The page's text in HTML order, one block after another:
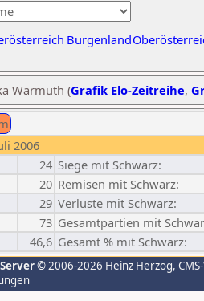
Burgenland
Warmuth (Grafik Elo-Zeitreihe,
2006
24 Siege mit Schwarz:
20 Remisen mit Schwarz:
29 Verluste mit Schwarz:
73 Gesamtpartien mit
46,6 Gesamt % mit Schwarz:
© 2006-2026 Heinz Herzog,